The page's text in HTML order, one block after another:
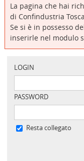
La pagina che hai
di Confindustria
Se si è in possesso
inserirle nel modulo
LOGIN
PASSWORD
Resta collegato